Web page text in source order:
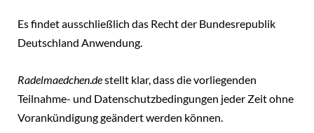
Es findet ausschließlich das Recht der Bundesrepublik
Deutschland Anwendung.
Radelmaedchen.destellt klar, dass die vorliegenden
Teilnahme- und Datenschutzbedingungen jeder Zeit ohne
Vorankündigung geändert werden können.